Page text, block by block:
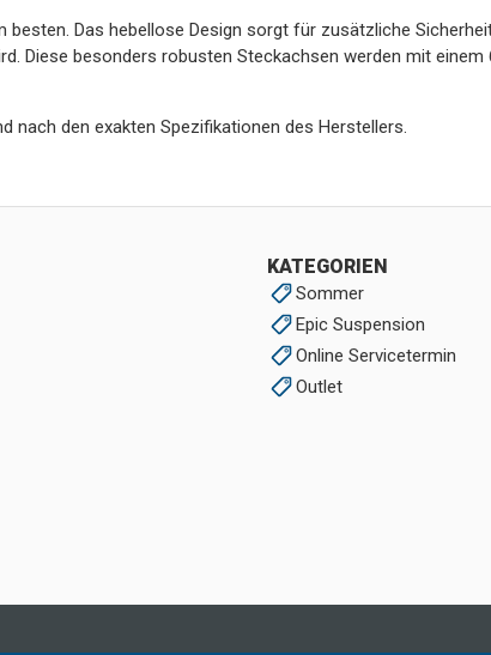
besten. Das hebellose Design sorgt für zusätzliche
Diese besonders robusten Steckachsen werden mit
nach den exakten Spezifikationen des Herstellers.
KATEGORIEN
Sommer
Epic Suspension
Online Servicetermin
Outlet